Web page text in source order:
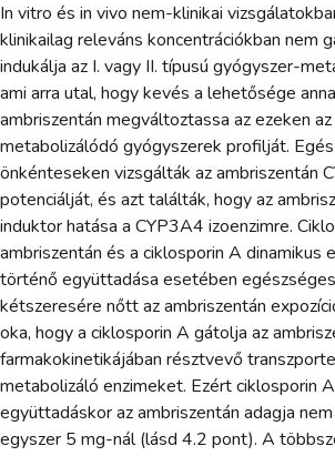
In vitro és in vivo nem-klinikai
klinikailag releváns koncentrációkban nem
indukálja az I. vagy II. típusú gyógyszer-
ami arra utal, hogy kevés a lehetősége
ambriszentán megváltoztassa az ezeken
metabolizálódó gyógyszerek profilját.
önkénteseken vizsgálták az ambriszentán
potenciálját, és azt találták, hogy az
induktor hatása a CYP3A4 izoenzimre.
ambriszentán és a ciklosporin A dinamikus
történő együttadása esetében
kétszeresére nőtt az ambriszentán
oka, hogy a ciklosporin A gátolja az
farmakokinetikájában résztvevő
metabolizáló enzimeket. Ezért ciklosporin
együttadáskor az ambriszentán adagja
egyszer 5 mg-nál (lásd 4.2 pont). A